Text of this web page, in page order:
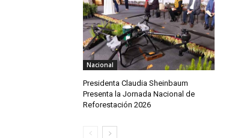
Nacional
Presidenta Claudia Sheinbaum
Presenta la Jornada Nacional de
Reforestación 2026